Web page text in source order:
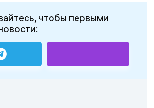
чтобы первыми